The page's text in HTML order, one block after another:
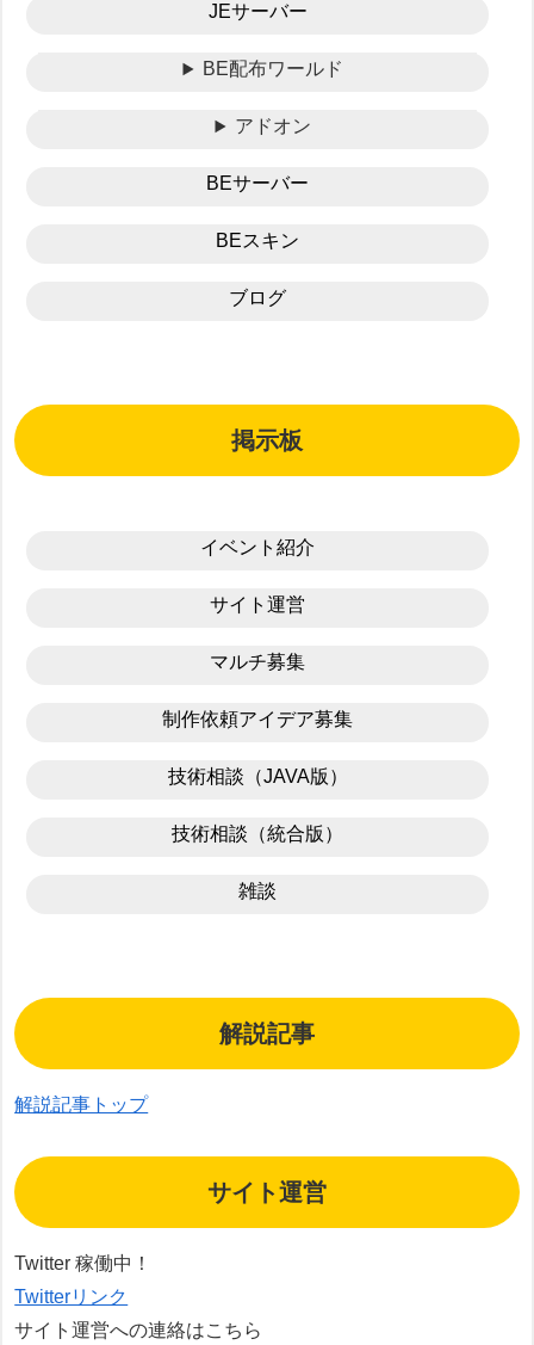
JEサーバー
BE配布ワールド
アドオン
BEサーバー
BEスキン
ブログ
掲示板
イベント紹介
サイト運営
マルチ募集
制作依頼アイデア募集
技術相談（JAVA版）
技術相談（統合版）
雑談
解説記事
解説記事トップ
サイト運営
Twitter 稼働中！
Twitterリンク
サイト運営への連絡はこちら